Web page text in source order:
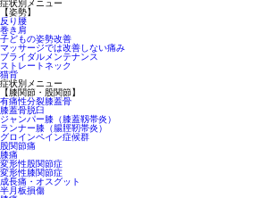
症状別メニュー
【姿勢】
反り腰
巻き肩
子どもの姿勢改善
マッサージでは改善しない痛み
ブライダルメンテナンス
ストレートネック
猫背
症状別メニュー
【膝関節・股関節】
有痛性分裂膝蓋骨
膝蓋骨脱臼
ジャンパー膝（膝蓋靱帯炎）
ランナー膝（腸脛靭帯炎）
グロインペイン症候群
股関節痛
膝痛
変形性股関節症
変形性膝関節症
成長痛・オスグット
半月板損傷